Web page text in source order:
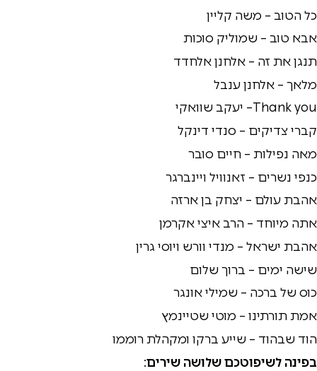
כל הטוב – משה קליין
אבא טוב – שמוליק סוכות
תנגן את זה – אלחנן אלחדד
מלאך – אלחנן ענבל
Thank you– יעקב שוואקי
קברי צדיקים – סנדי דינקל
מאה נפילות – חיים סובר
כנפי נשרים – זאנוויל ויינברגר
אהבת עולם – יצחק בן ארזה
אתה מיוחד – הרב איצי אקרמן
אהבת ישראל – מנדי וורש ויוסי גרין
שישה ימים – ברוך שלום
כוס של ברכה – שמילי אונגר
אמת תורתינו – מוטי שטיינמץ
הוד שבהוד – שייע ברקו ומקהלת רוממו
בפינה לשיפוטכם שלושה שירים: